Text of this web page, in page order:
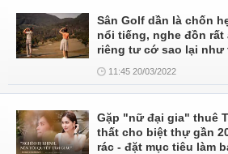
Sân Golf dần là chốn
nổi tiếng, nghe đồn
riêng tư cớ sao lại như
11:45 20/03/2022
Gặp "nữ đại gia" thuê
thất cho biệt thự gần
rác - đặt mục tiêu làm